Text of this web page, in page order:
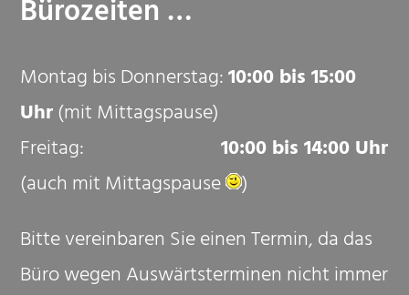
Bürozeiten …
Montag bis Donnerstag:10:00 bis 15:00
Uhr(mit Mittagspause)
Freitag:10:00 bis 14:00 Uhr
(auch mit Mittagspause )
Bitte vereinbaren Sie einen Termin, da das
Büro wegen Auswärtsterminen nicht immer